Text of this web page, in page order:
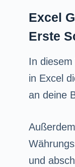
Excel
Erste
In
in Excel
an deine
und